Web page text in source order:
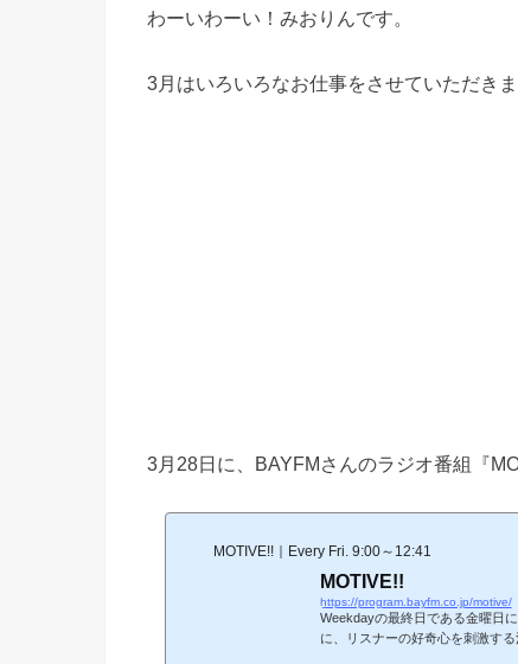
わーいわーい！みおりんです。
3月はいろいろなお仕事をさせていただき
3月28日に、BAYFMさんのラジオ番組『
MOTIVE!!｜Every Fri. 9:00～12:41
MOTIVE!!
https://program.bayfm.co.jp/motive/
Weekdayの最終日である金曜日
に、リスナーの好奇心を刺激す